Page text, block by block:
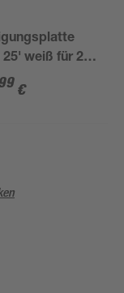
25' weiß für 2-
Spülung
€